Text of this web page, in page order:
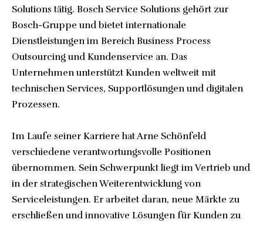
Solutions tätig. Bosch Service Solutions gehört zur
Bosch-Gruppe und bietet internationale
Dienstleistungen im Bereich Business Process
Outsourcing und Kundenservice an. Das
Unternehmen unterstützt Kunden weltweit mit
technischen Services, Supportlösungen und digitalen
Prozessen.
Im Laufe seiner Karriere hat Arne Schönfeld
verschiedene verantwortungsvolle Positionen
übernommen. Sein Schwerpunkt liegt im Vertrieb und
in der strategischen Weiterentwicklung von
Serviceleistungen. Er arbeitet daran, neue Märkte zu
erschließen und innovative Lösungen für Kunden zu